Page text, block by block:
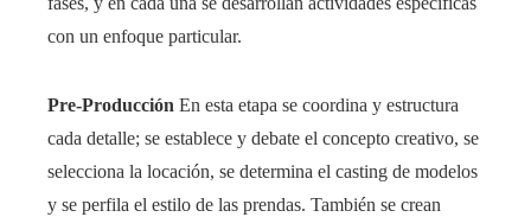
con un enfoque particular.
Pre-Producción En esta etapa se coordina y estructura
cada detalle; se establece y debate el concepto creativo, se
selecciona la locación, se determina el casting de modelos
y se perfila el estilo de las prendas. También se crean